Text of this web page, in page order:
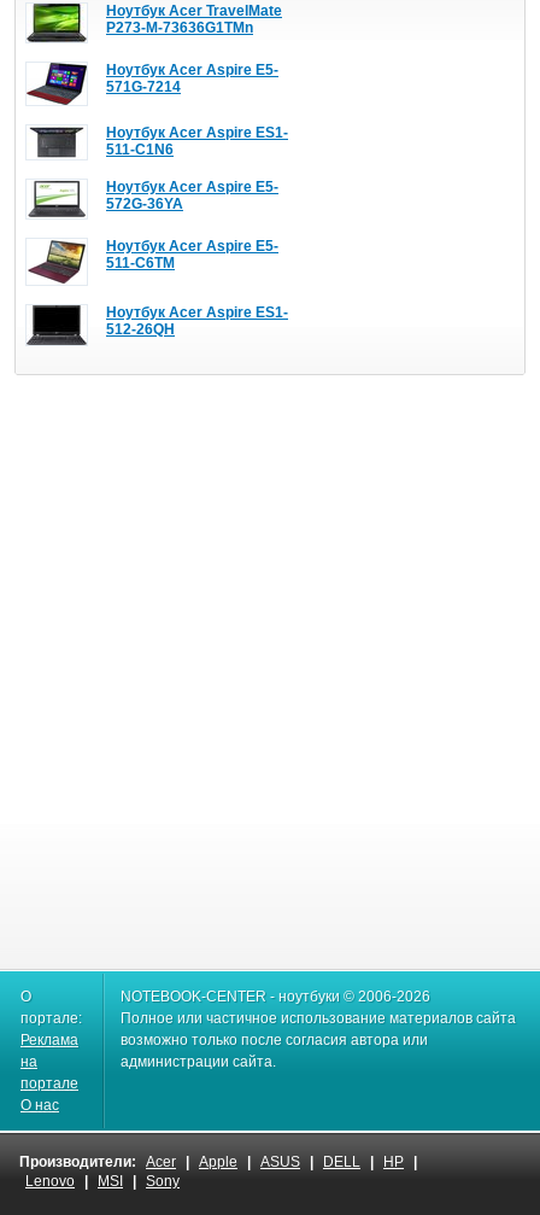
Ноутбук Acer TravelMate
P273-M-73636G1TMn
Ноутбук Acer Aspire E5-
571G-7214
Ноутбук Acer Aspire ES1-
511-C1N6
Ноутбук Acer Aspire E5-
572G-36YA
Ноутбук Acer Aspire E5-
511-C6TM
Ноутбук Acer Aspire ES1-
512-26QH
О
портале:
Реклама
на
портале
О нас
NOTEBOOK-CENTER - ноутбуки © 2006-2026
Полное или частичное использование материалов сайта
возможно только после согласия автора или
администрации сайта.
Производители: Acer Apple ASUS DELL HP
Lenovo
MSI Sony